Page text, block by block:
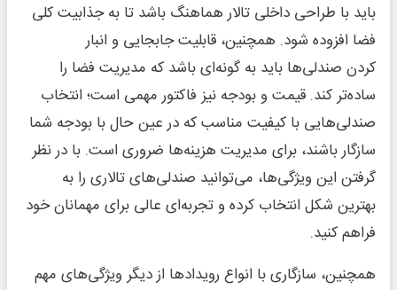
باید با طراحی داخلی تالار هماهنگ باشد تا به جذابیت کلی
فضا افزوده شود. همچنین، قابلیت جابجایی و انبار
کردن صندلی‌ها باید به گونه‌ای باشد که مدیریت فضا را
ساده‌تر کند. قیمت و بودجه نیز فاکتور مهمی است؛ انتخاب
صندلی‌هایی با کیفیت مناسب که در عین حال با بودجه شما
سازگار باشند، برای مدیریت هزینه‌ها ضروری است. با در نظر
گرفتن این ویژگی‌ها، می‌توانید صندلی‌های تالاری را به
بهترین شکل انتخاب کرده و تجربه‌ای عالی برای مهمانان خود
فراهم کنید.
همچنین، سازگاری با انواع رویدادها از دیگر ویژگی‌های مهم